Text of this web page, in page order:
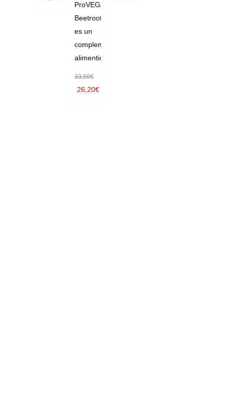
ProVEGAN
Beetroot
es un
complemento
alimenticio
33,50€
26,20€